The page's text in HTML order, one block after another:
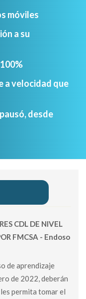
móviles
a su
a velocidad que
desde
CDL DE NIVEL
FMCSA - Endoso
de aprendizaje
de 2022, deberán
permita tomar el